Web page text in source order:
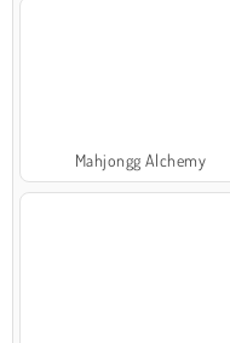
Mahjongg Alchemy